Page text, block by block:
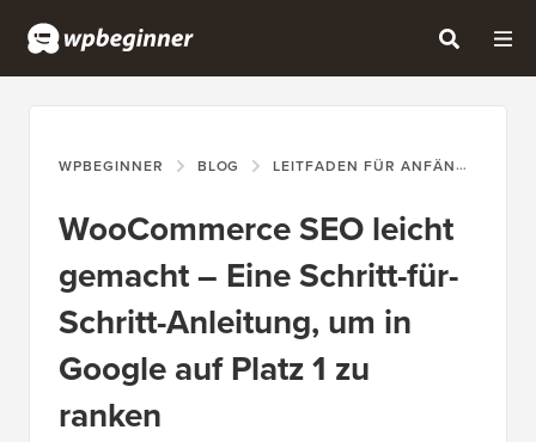
WPBEGINNER BLOG LEITFADEN FÜR ANFÄNGER
WooCommerce SEO leicht
gemacht – Eine Schritt-für-
Schritt-Anleitung, um in
Google auf Platz 1 zu
ranken